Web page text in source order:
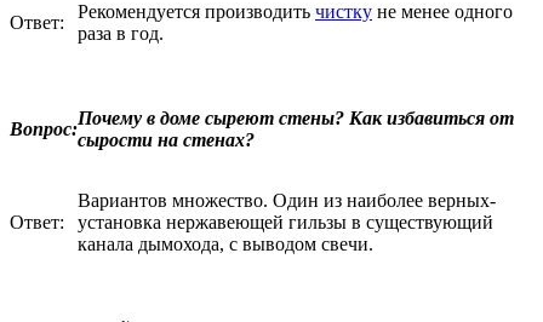
Ответ:
Рекомендуется производить чистку не менее одного
раза в год.
Вопрос:
Почему в доме сыреют стены? Как избавиться от
сырости на стенах?
Ответ:
Вариантов множество. Один из наиболее верных-
установка нержавеющей гильзы в существующий
канала дымохода, с выводом свечи.